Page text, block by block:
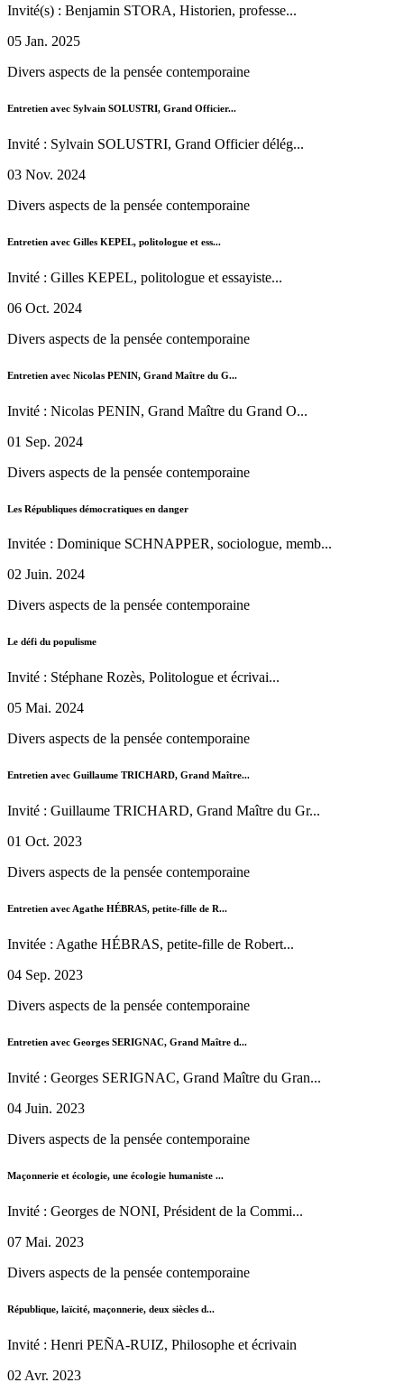
Invité(s) : Benjamin STORA, Historien, professe...
05 Jan. 2025
Divers aspects de la pensée contemporaine
Entretien avec Sylvain SOLUSTRI, Grand Officier...
Invité : Sylvain SOLUSTRI, Grand Officier délég...
03 Nov. 2024
Divers aspects de la pensée contemporaine
Entretien avec Gilles KEPEL, politologue et ess...
Invité : Gilles KEPEL, politologue et essayiste...
06 Oct. 2024
Divers aspects de la pensée contemporaine
Entretien avec Nicolas PENIN, Grand Maître du G...
Invité : Nicolas PENIN, Grand Maître du Grand O...
01 Sep. 2024
Divers aspects de la pensée contemporaine
Les Républiques démocratiques en danger
Invitée : Dominique SCHNAPPER, sociologue, memb...
02 Juin. 2024
Divers aspects de la pensée contemporaine
Le défi du populisme
Invité : Stéphane Rozès, Politologue et écrivai...
05 Mai. 2024
Divers aspects de la pensée contemporaine
Entretien avec Guillaume TRICHARD, Grand Maître...
Invité : Guillaume TRICHARD, Grand Maître du Gr...
01 Oct. 2023
Divers aspects de la pensée contemporaine
Entretien avec Agathe HÉBRAS, petite-fille de R...
Invitée : Agathe HÉBRAS, petite-fille de Robert...
04 Sep. 2023
Divers aspects de la pensée contemporaine
Entretien avec Georges SERIGNAC, Grand Maître d...
Invité : Georges SERIGNAC, Grand Maître du Gran...
04 Juin. 2023
Divers aspects de la pensée contemporaine
Maçonnerie et écologie, une écologie humaniste ...
Invité : Georges de NONI, Président de la Commi...
07 Mai. 2023
Divers aspects de la pensée contemporaine
République, laïcité, maçonnerie, deux siècles d...
Invité : Henri PEÑA-RUIZ, Philosophe et écrivain
02 Avr. 2023